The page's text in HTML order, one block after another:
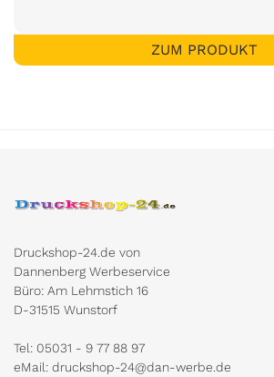
ZUM PRODUKT
Druckshop-24.de von
Dannenberg Werbeservice
Büro: Am Lehmstich 16
D-31515 Wunstorf
Tel: 05031 - 9 77 88 97
eMail: druckshop-24@dan-werbe.de